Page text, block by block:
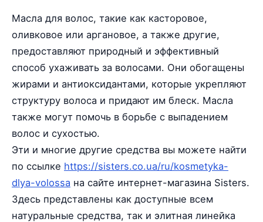
Масла для волос, такие как касторовое,
оливковое или аргановое, а также другие,
предоставляют природный и эффективный
способ ухаживать за волосами. Они обогащены
жирами и антиоксидантами, которые укрепляют
структуру волоса и придают им блеск. Масла
также могут помочь в борьбе с выпадением
волос и сухостью.
Эти и многие другие средства вы можете найти
по ссылке https://sisters.co.ua/ru/kosmetyka-
dlya-volossa на сайте интернет-магазина Sisters.
Здесь представлены как доступные всем
натуральные средства, так и элитная линейка